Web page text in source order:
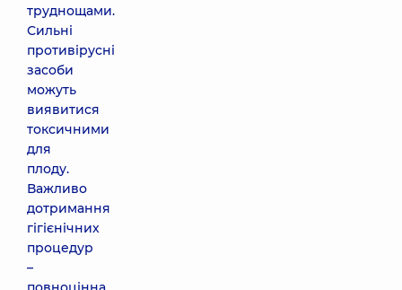
труднощами.
Сильні
противірусні
засоби
можуть
виявитися
токсичними
для
плоду.
Важливо
дотримання
гігієнічних
процедур
–